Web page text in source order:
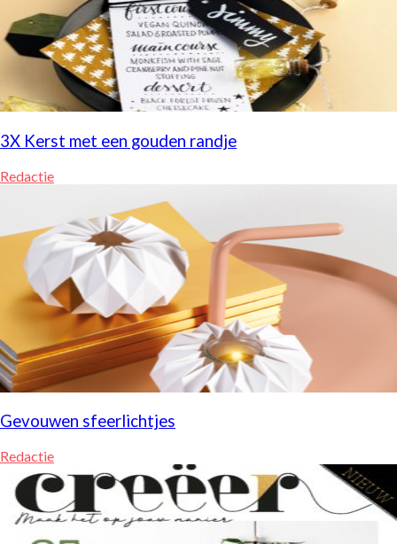
3X Kerst met een gouden randje
Redactie
Gevouwen sfeerlichtjes
Redactie